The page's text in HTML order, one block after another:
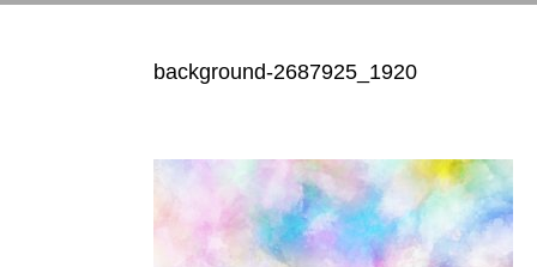
background-2687925_1920